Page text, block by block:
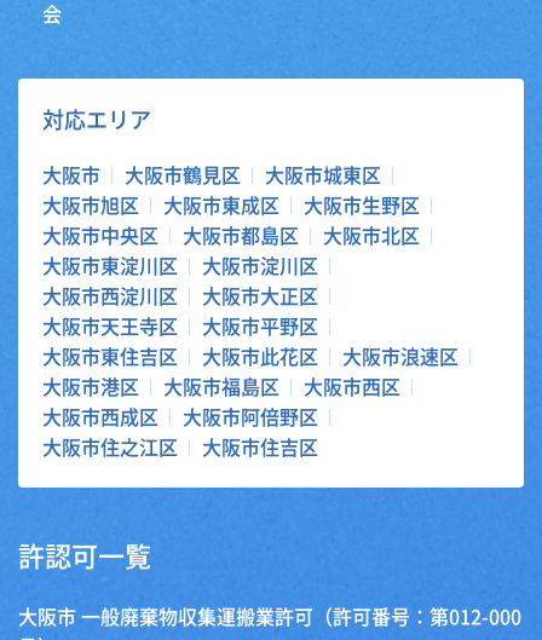
会
対応エリア
大阪市 大阪市鶴見区
大阪市城東区
大阪市旭区
大阪市東成区
大阪市生野区
大阪市中央区
大阪市都島区
大阪市北区
大阪市東淀川区
大阪市淀川区
大阪市西淀川区
大阪市大正区
大阪市天王寺区
大阪市平野区
大阪市東住吉区
大阪市此花区
大阪市浪速区
大阪市港区
大阪市福島区
大阪市西区
大阪市西成区
大阪市阿倍野区
大阪市住之江区
大阪市住吉区
許認可一覧
大阪市 一般廃棄物収集運搬業許可（許可番号：第012-000